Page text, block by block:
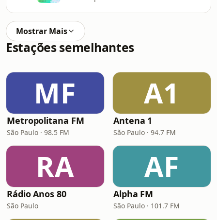
Mostrar Mais
Estações semelhantes
MF
Metropolitana FM
São Paulo · 98.5 FM
A1
Antena 1
São Paulo · 94.7 FM
RA
Rádio Anos 80
São Paulo
AF
Alpha FM
São Paulo · 101.7 FM